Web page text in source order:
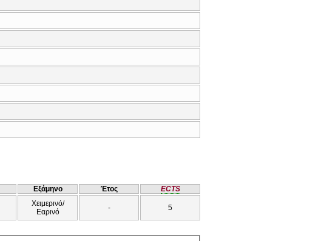
Εξάμηνο Έτος ECTS
Χειμερινό/
Εαρινό
- 5